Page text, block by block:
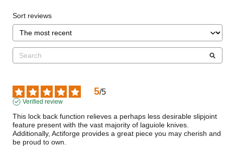
Sort reviews
5/5
Verified review
This lock back function relieves a perhaps less desirable slipjoint
feature present with the vast majority of laguiole knives.
Additionally, Actiforge provides a great piece you may cherish and
be proud to own.